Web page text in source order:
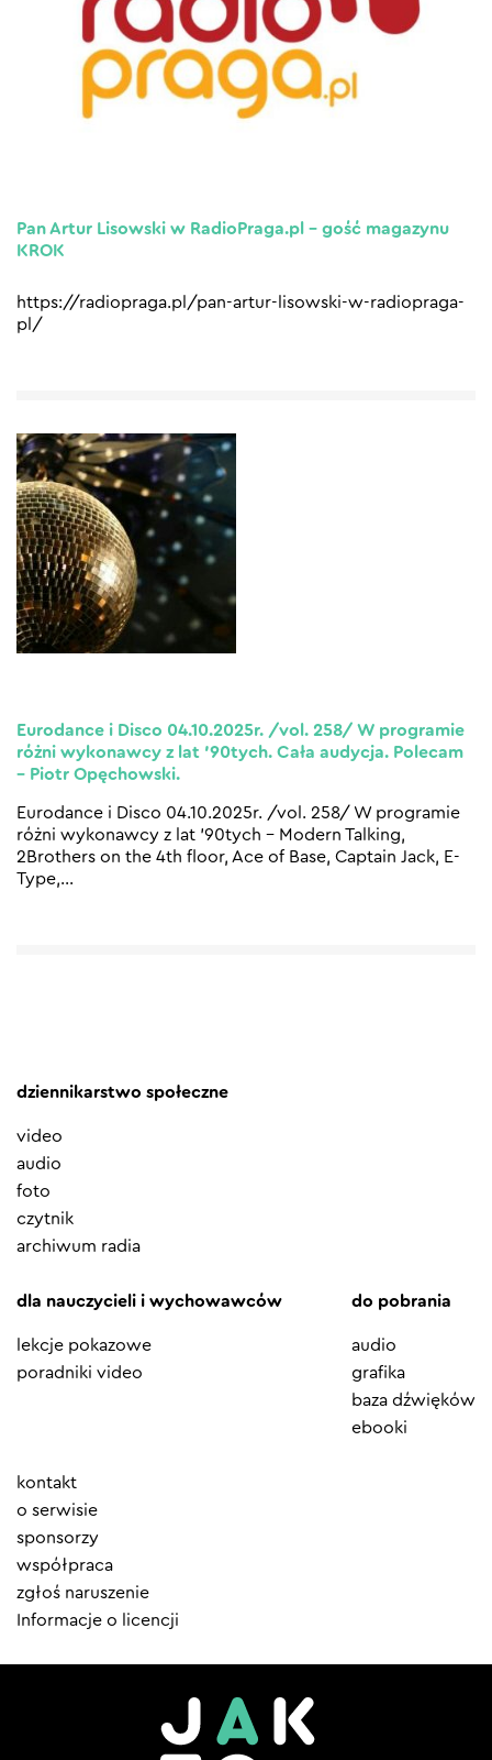
Pan Artur Lisowski w RadioPraga.pl – gość magazynu
KROK
https://radiopraga.pl/pan-artur-lisowski-w-radiopraga-
pl/
Eurodance i Disco 04.10.2025r. /vol. 258/ W programie
różni wykonawcy z lat ’90tych. Cała audycja. Polecam
– Piotr Opęchowski.
Eurodance i Disco 04.10.2025r. /vol. 258/ W programie
różni wykonawcy z lat ’90tych – Modern Talking,
2Brothers on the 4th floor, Ace of Base, Captain Jack, E-
Type,…
dziennikarstwo społeczne
video
audio
foto
czytnik
archiwum radia
dla nauczycieli i wychowawców
lekcje pokazowe
poradniki video
do pobrania
audio
grafika
baza dźwięków
ebooki
Element
menu
kontakt
o serwisie
sponsorzy
współpraca
zgłoś naruszenie
Informacje o licencji